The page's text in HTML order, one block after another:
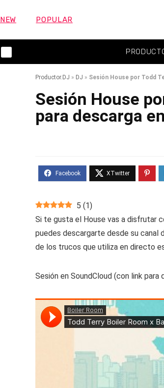
NEW POPULAR
Productor.DJ » DJ » Sesión House por Todd
Sesión House
para descarga
5 (1)
Si te gusta el House vas a disfrutar
puedes descargarte desde su canal
de los trucos que utiliza en directo
Sesión en SoundCloud (con link para